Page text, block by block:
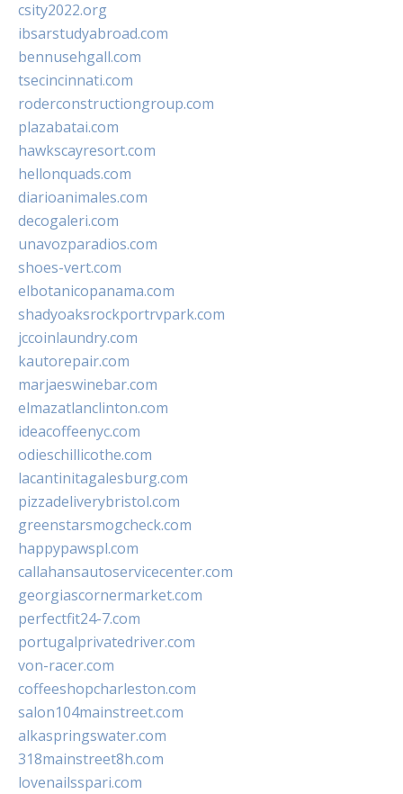
csity2022.org
ibsarstudyabroad.com
bennusehgall.com
tsecincinnati.com
roderconstructiongroup.com
plazabatai.com
hawkscayresort.com
hellonquads.com
diarioanimales.com
decogaleri.com
unavozparadios.com
shoes-vert.com
elbotanicopanama.com
shadyoaksrockportrvpark.com
jccoinlaundry.com
kautorepair.com
marjaeswinebar.com
elmazatlanclinton.com
ideacoffeenyc.com
odieschillicothe.com
lacantinitagalesburg.com
pizzadeliverybristol.com
greenstarsmogcheck.com
happypawspl.com
callahansautoservicecenter.com
georgiascornermarket.com
perfectfit24-7.com
portugalprivatedriver.com
von-racer.com
coffeeshopcharleston.com
salon104mainstreet.com
alkaspringswater.com
318mainstreet8h.com
lovenailsspari.com